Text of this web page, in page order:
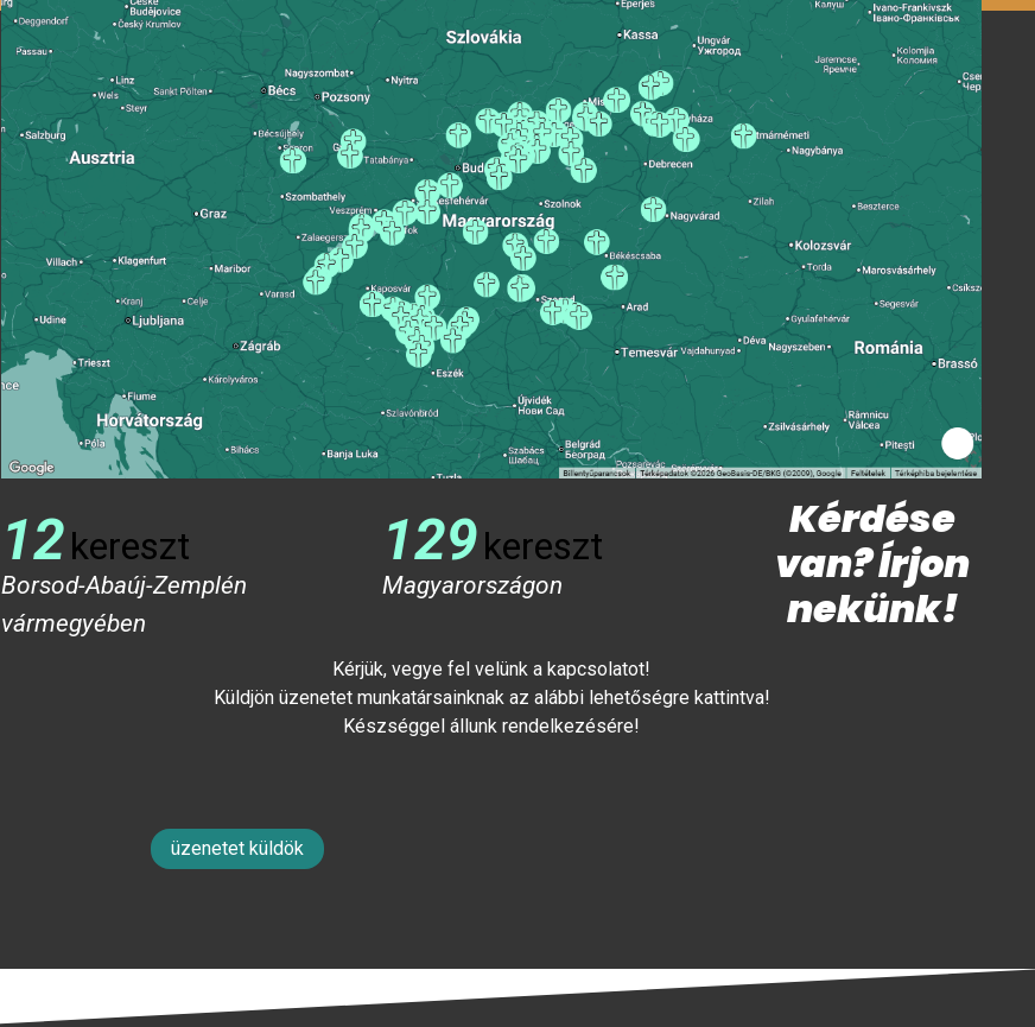
12kereszt
Borsod-Abaúj-Zemplén
vármegyében
129kereszt
Magyarországon
Kérdése
van? Írjon
nekünk!
Kérjük, vegye fel velünk a kapcsolatot!
Küldjön üzenetet munkatársainknak az alábbi lehetőségre kattintva!
Készséggel állunk rendelkezésére!
üzenetet küldök